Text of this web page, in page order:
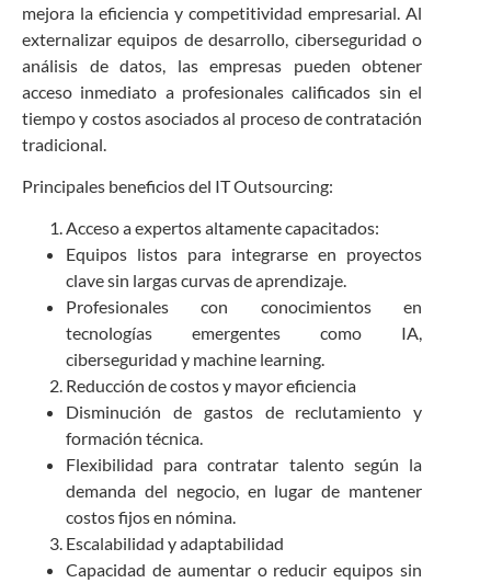
mejora la eficiencia y competitividad empresarial. Al
externalizar equipos de desarrollo, ciberseguridad o
análisis de datos, las empresas pueden obtener
acceso inmediato a profesionales calificados sin el
tiempo y costos asociados al proceso de contratación
tradicional.
Principales beneficios del IT Outsourcing:
Acceso a expertos altamente capacitados:
Equipos listos para integrarse en proyectos
clave sin largas curvas de aprendizaje.
Profesionales con conocimientos en
tecnologías emergentes como IA,
ciberseguridad y machine learning.
Reducción de costos y mayor eficiencia
Disminución de gastos de reclutamiento y
formación técnica.
Flexibilidad para contratar talento según la
demanda del negocio, en lugar de mantener
costos fijos en nómina.
Escalabilidad y adaptabilidad
Capacidad de aumentar o reducir equipos sin